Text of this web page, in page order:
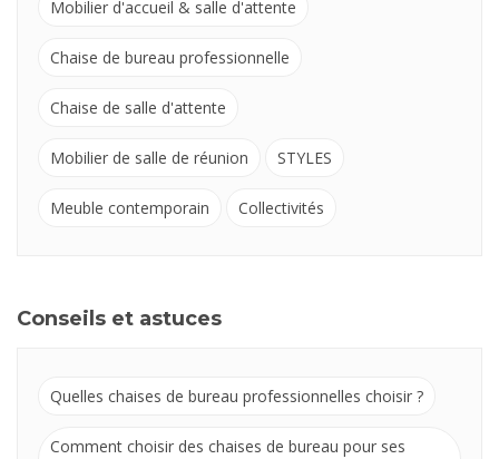
Mobilier d'accueil & salle d'attente
Chaise de bureau professionnelle
Chaise de salle d'attente
Mobilier de salle de réunion STYLES
Meuble contemporain Collectivités
Conseils et astuces
Quelles chaises de bureau professionnelles choisir ?
Comment choisir des chaises de bureau pour ses